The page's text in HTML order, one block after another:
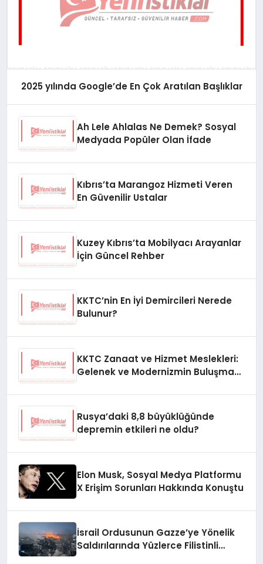
2025 yılında Google’de En Çok Aratılan Başlıklar
Ah Lele Ahlalas Ne Demek? Sosyal
Medyada Popüler Olan İfade
Kıbrıs’ta Marangoz Hizmeti Veren
En Güvenilir Ustalar
Kuzey Kıbrıs’ta Mobilyacı Arayanlar
İçin Güncel Rehber
KKTC’nin En İyi Demircileri Nerede
Bulunur?
KKTC Zanaat ve Hizmet Meslekleri:
Gelenek ve Modernizmin Buluşma
Rusya’daki 8,8 büyüklüğünde
depremin etkileri ne oldu?
Elon Musk, Sosyal Medya Platformu
X Erişim Sorunları Hakkında Konuştu
İsrail Ordusunun Gazze’ye Yönelik
Saldırılarında Yüzlerce Filistinli